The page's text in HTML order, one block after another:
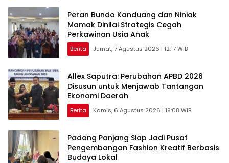
Peran Bundo Kanduang dan Niniak
Mamak Dinilai Strategis Cegah
Perkawinan Usia Anak
Berita Jumat, 7 Agustus 2026 | 12:17 WIB
Allex Saputra: Perubahan APBD 2026
Disusun untuk Menjawab Tantangan
Ekonomi Daerah
Berita Kamis, 6 Agustus 2026 | 19:08 WIB
Padang Panjang Siap Jadi Pusat
Pengembangan Fashion Kreatif Berbasis
Budaya Lokal